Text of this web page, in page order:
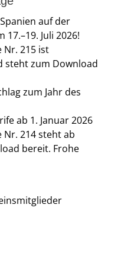
auf der
17.–19. Juli 2026!
Nr. 215 ist
zum Download
zum Jahr des
ab 1. Januar 2026
Nr. 214 steht ab
bereit. Frohe